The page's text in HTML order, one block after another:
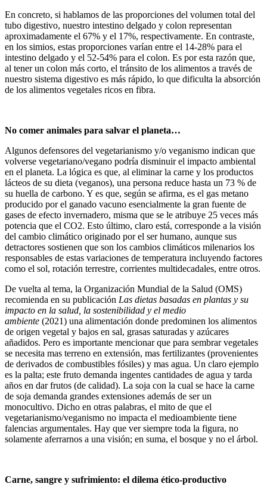
En concreto, si hablamos de las proporciones del volumen total del
tubo digestivo, nuestro intestino delgado y colon representan
aproximadamente el 67% y el 17%, respectivamente. En contraste,
en los simios, estas proporciones varían entre el 14-28% para el
intestino delgado y el 52-54% para el colon. Es por esta razón que,
al tener un colon más corto, el tránsito de los alimentos a través de
nuestro sistema digestivo es más rápido, lo que dificulta la absorción
de los alimentos vegetales ricos en fibra.
No comer animales para salvar el planeta…
Algunos defensores del vegetarianismo y/o veganismo indican que
volverse vegetariano/vegano podría disminuir el impacto ambiental
en el planeta. La lógica es que, al eliminar la carne y los productos
lácteos de su dieta (veganos), una persona reduce hasta un 73 % de
su huella de carbono. Y es que, según se afirma, es el gas metano
producido por el ganado vacuno esencialmente la gran fuente de
gases de efecto invernadero, misma que se le atribuye 25 veces más
potencia que el CO2. Esto último, claro está, corresponde a la visión
del cambio climático originado por el ser humano, aunque sus
detractores sostienen que son los cambios climáticos milenarios los
responsables de estas variaciones de temperatura incluyendo factores
como el sol, rotación terrestre, corrientes multidecadales, entre otros.
De vuelta al tema, la Organización Mundial de la Salud (OMS)
recomienda en su publicación Las dietas basadas en plantas y su
impacto en la salud, la sostenibilidad y el medio
ambiente (2021) una alimentación donde predominen los alimentos
de origen vegetal y bajos en sal, grasas saturadas y azúcares
añadidos. Pero es importante mencionar que para sembrar vegetales
se necesita mas terreno en extensión, mas fertilizantes (provenientes
de derivados de combustibles fósiles) y mas agua. Un claro ejemplo
es la palta; este fruto demanda ingentes cantidades de agua y tarda
años en dar frutos (de calidad). La soja con la cual se hace la carne
de soja demanda grandes extensiones además de ser un
monocultivo. Dicho en otras palabras, el mito de que el
vegetarianismo/veganismo no impacta el medioambiente tiene
falencias argumentales. Hay que ver siempre toda la figura, no
solamente aferrarnos a una visión; en suma, el bosque y no el árbol.
Carne, sangre y sufrimiento: el dilema ético-productivo